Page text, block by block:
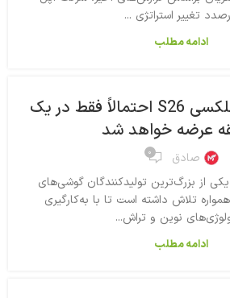
تغییر استراتژی ...
ادامه مطلب
مدل اگزینوس گلکسی S26 احتمالاً فقط در یک
عرضه خواهد شد
صادق ۰
از بزرگ‌ترین تولیدکنندگان گوشی‌های
تلاش داشته است تا با به‌کارگیری
نوین و تراش...
ادامه مطلب